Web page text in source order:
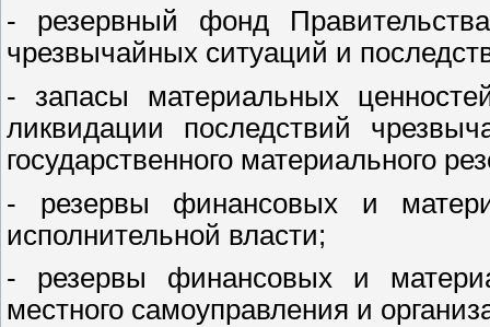
- резервный фонд
чрезвычайных ситуаций и
- запасы материальных
ликвидации последствий
государственного материального
- резервы финансовых и
исполнительной власти;
- резервы финансовых и
местного самоуправления и